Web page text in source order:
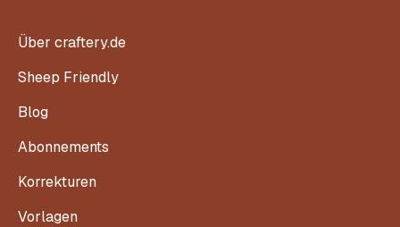
Über craftery.de
Sheep Friendly
Blog
Abonnements
Korrekturen
Vorlagen